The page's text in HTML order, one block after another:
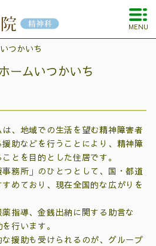
MENU
つかいち
ームいつかいち
、地域での生活を望む精神障害者
助などを行うことにより、精神障
とを目的とした住居です。
事務所」のひとつとして、国・都道
めており、現在全国的な広がりを
指導、金銭出納に関する助言な
行います。
援助も受けられるのが、グループ